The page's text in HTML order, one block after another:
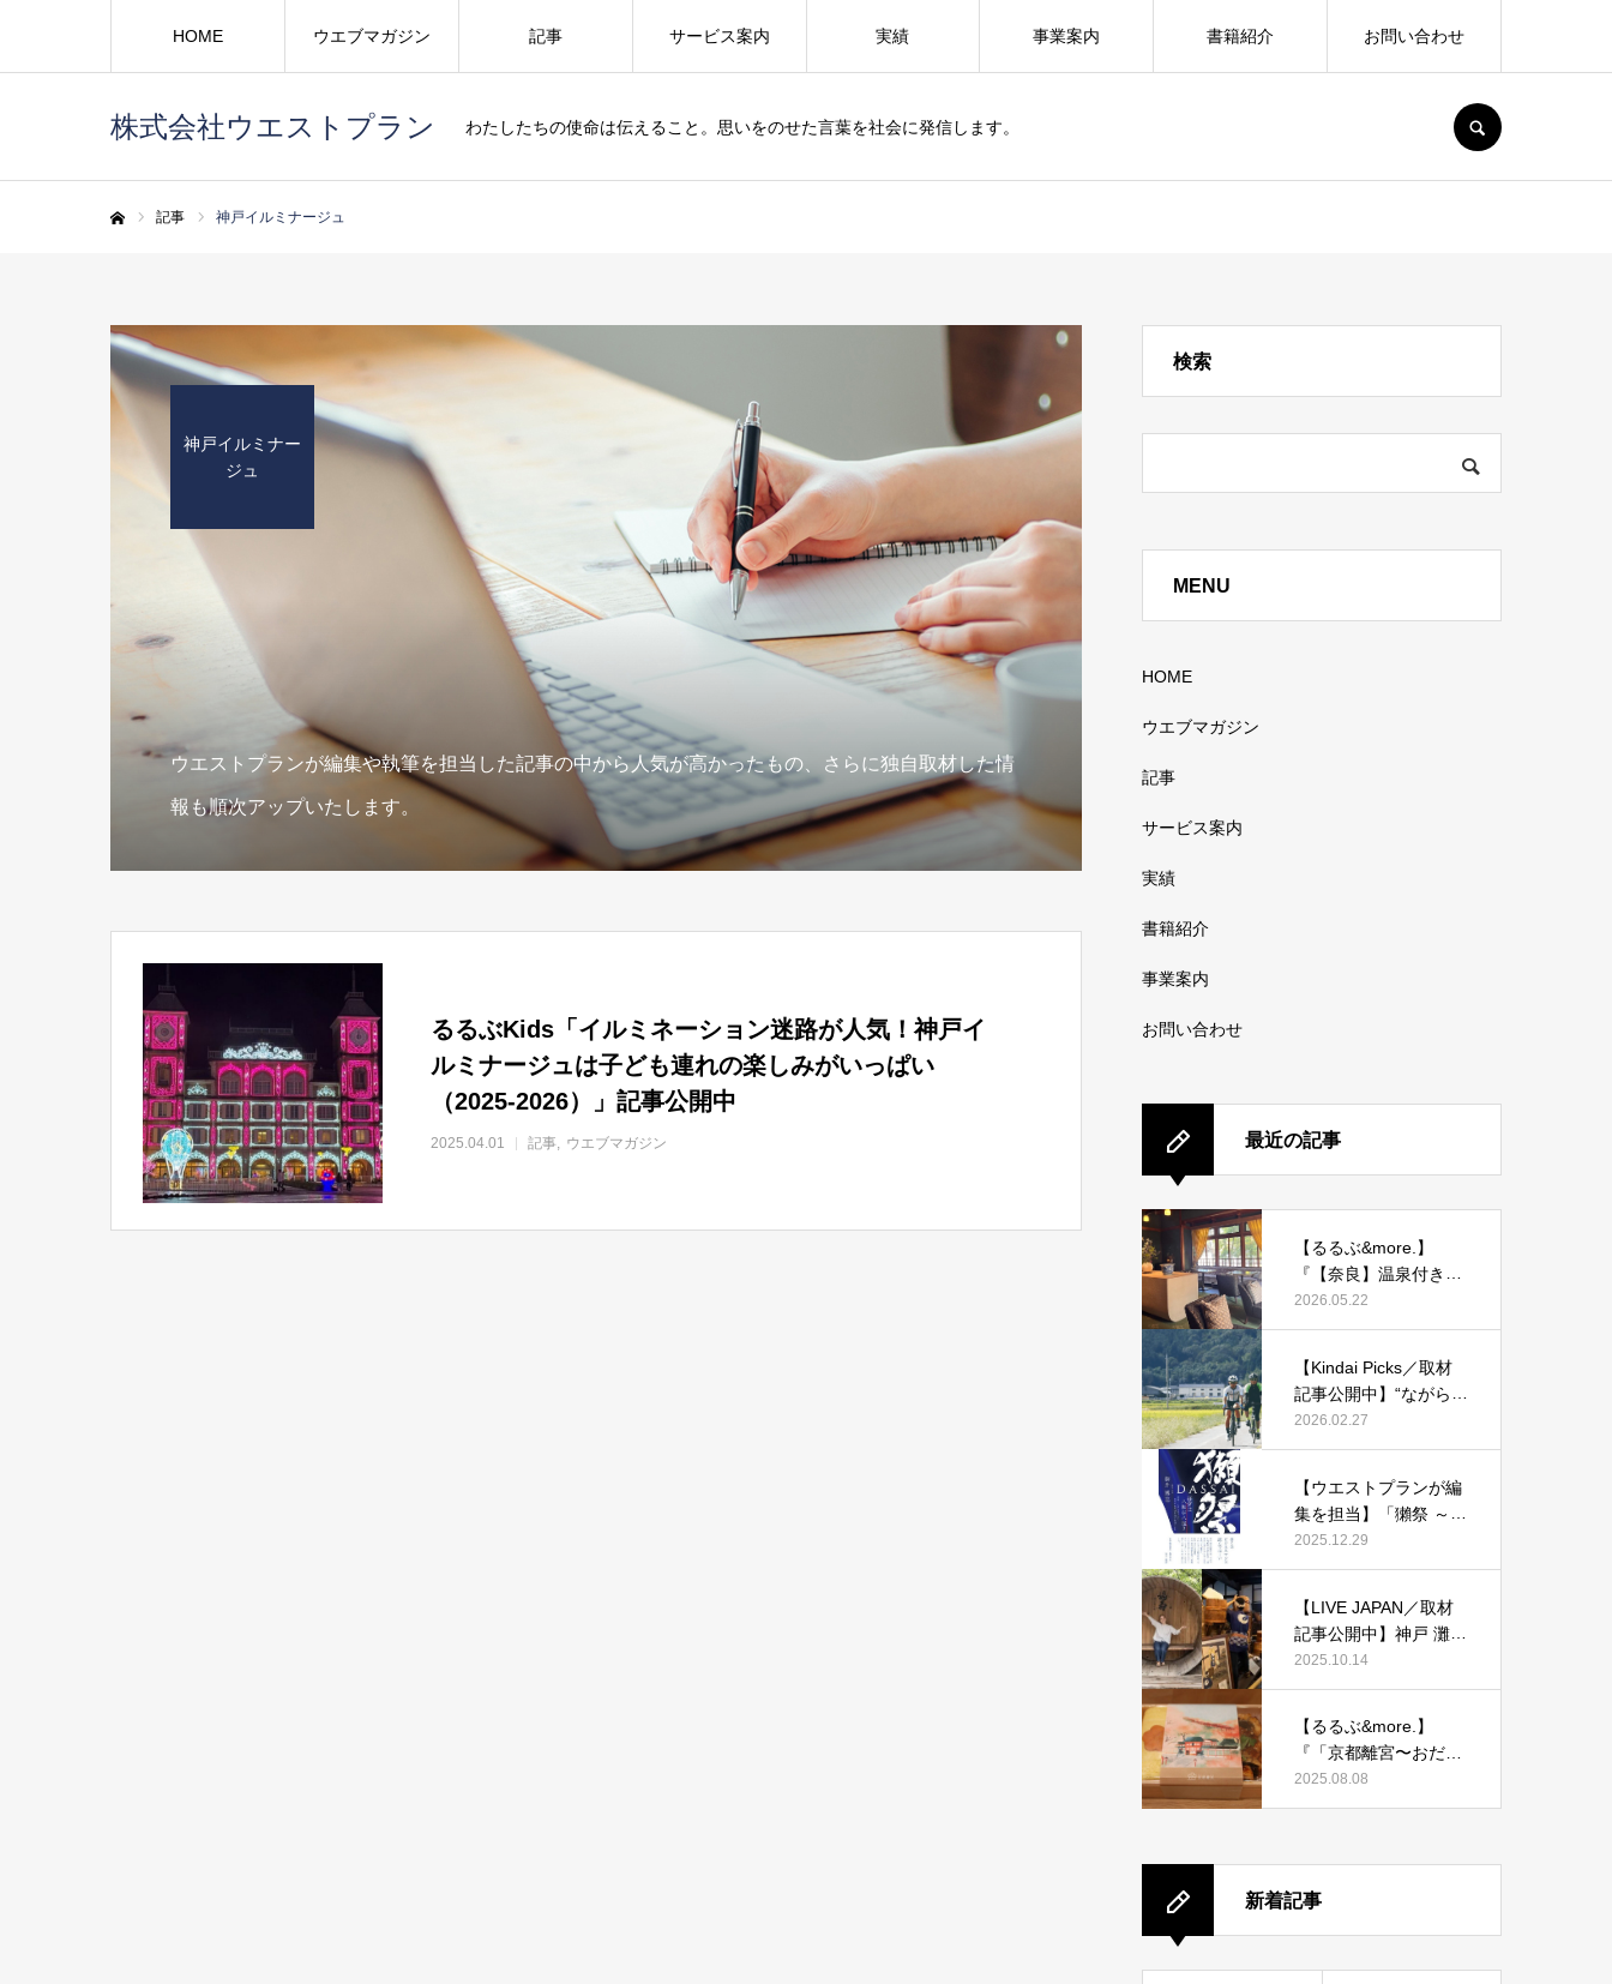
株式会社ウエストプラン わたしたちの使命は伝えること。思いをのせた言葉を社会に発信します。
HOME ウエブマガジン 記事 サービス案内 実績 事業案内 書籍紹介 お問い合わせ
記事 神戸イルミナージュ
神戸イルミナー
ジュ
ウエストプランが編集や執筆を担当した記事の中から人気が高かったもの、さらに独自取材した情
報も順次アップいたします。
るるぶKids「イルミネーション迷路が人気！神戸イ
ルミナージュは子ども連れの楽しみがいっぱい
（2025-2026）」記事公開中
2025.04.01 記事 ウエブマガジン
検索
MENU
HOME
ウエブマガジン
記事
サービス案内
実績
書籍紹介
事業案内
お問い合わせ
最近の記事
【るるぶ&more.】
『【奈良】温泉付き客
室も！ 旧県知事公舎を
改装した宿「紫翠 ラグ
ンホテル 奈良」で贅沢
ステイ』
2026.05.22
【Kindai Picks／取材
記事公開中】“ながらス
マホ”に1万2000円！20
26年4月からルール化
切符」とは？
2026.02.27
【ウエストプランが編
集を担当】「獺祭 ～経
営は八転び八起き～」
発刊！
2025.12.29
【LIVE JAPAN／取材
記事公開中】神戸 灘五
郷酒蔵めぐりを取材執
筆しました。
2025.10.14
【るるぶ&more.】
『「京都離宮〜おだし
とだしまき〜」京都駅
店がオープン！ だしま
中
2025.08.08
新着記事